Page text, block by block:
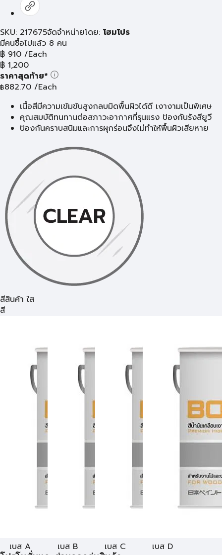
SKU: 217675จัดจำหน่ายโดย: โฮมโปร
มีคนซื้อไปแล้ว 8 คน
฿ 910 /Each
฿ 1,200
ราคาสุดท้าย*
฿882.70 /Each
เนื้อสีมีความเข้มข้นสูงกลบมิดพื้นผิวได้ดี เงางามเป็นพิเศษ
คุณสมบัติทนทานต่อสภาวะอากาศที่รุนแรง ป้องกันรังสียูวี
ป้องกันคราบสนิมและการผุกร่อนจึงไม่ทำให้พื้นผิวเสียหาย
สีสินค้า ใส
สี
เบส A เบส B เบส C เบส D